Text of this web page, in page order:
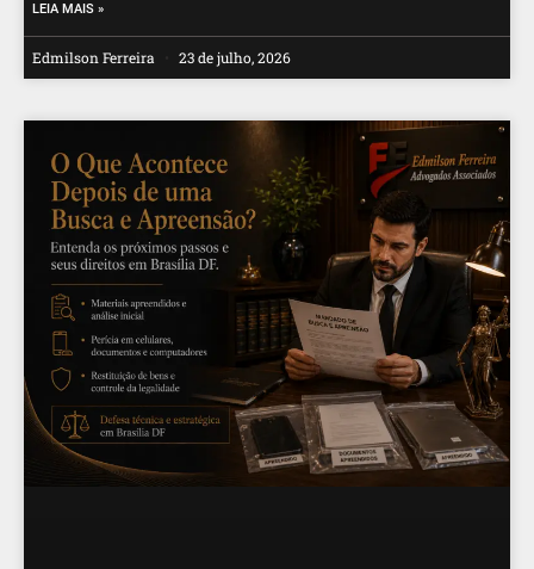
LEIA MAIS »
Edmilson Ferreira 23 de julho, 2026